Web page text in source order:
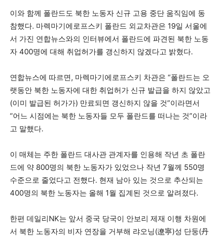
이와 함께 폴란드도 북한 노동자 신규 고용 중단 움직임에 동
참했다. 마렉마기에로프스키 폴란드 외교차관은 19일 서울에
서 가진 연합뉴스와의 인터뷰에서 폴란드에 파견된 북한 노동
자 400명에 대해 취업허가를 갱신하지 않겠다고 밝혔다.
연합뉴스에 따르면, 마렉마기에로프스키 차관은 “폴란드는 오
랫동안 북한 노동자에 대한 취업허가 신규 발급을 하지 않았고
(이미 발급된 허가가) 만료되면 갱신하지 않을 것”이라면서
“어느 시점에는 북한 노동자들 모두 폴란드를 떠나는 것”이라
고 말했다.
이 매체는 주한 폴란드 대사관 관계자를 인용해 작년 초 폴란
드에 약 800명의 북한 노동자가 있었으나 작년 7월께 550명
수준으로 줄었다고 전했다. 현재 남아 있는 것으로 추산되는
400명의 북한 노동자는 올해 1월 집계된 것으로 알려졌다.
한편 데일리NK는 앞서 중국 당국이 안보리 제재 이행 차원에
서 북한 노동자의 비자 연장을 거부해 랴오닝(遼寧)성 단둥(丹